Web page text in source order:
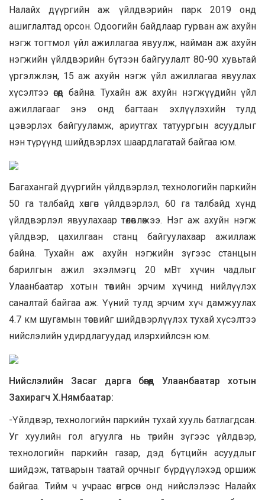
Налайх дүүргийн аж үйлдвэрийн парк 2019 онд
ашиглалтад орсон. Одоогийн байдлаар гурван аж ахуйн
нэгж тогтмол үйл ажиллагаа явуулж, найман аж ахуйн
нэгжийн үйлдвэрийн бүтээн байгуулалт 80-90 хувьтай
үргэлжлэн, 15 аж ахуйн нэгж үйл ажиллагаа явуулах
хүсэлтээ өгөөд байна. Тухайн аж ахуйн нэгжүүдийн үйл
ажиллагааг энэ онд багтаан эхлүүлэхийн тулд
цэвэрлэх байгууламж, ариутгах татуургын асуудлыг
нэн түрүүнд шийдвэрлэх шаардлагатай байгаа юм.
Багахангай дүүргийн үйлдвэрлэл, технологийн паркийн
50 га талбайд хөнгөн үйлдвэрлэл, 60 га талбайд хүнд
үйлдвэрлэл явуулахаар төлөвлөжээ. Нэг аж ахуйн нэгж
үйлдвэр, цахилгаан станц байгуулахаар ажиллаж
байна. Тухайн аж ахуйн нэгжийн зүгээс станцын
барилгын ажил эхэлмэгц 20 мВт хүчин чадлыг
Улаанбаатар хотын төвийн эрчим хүчинд нийлүүлэх
саналтай байгаа аж. Үүний тулд эрчим хүч дамжуулах
4.7 км шугамын төсвийг шийдвэрлүүлэх тухай хүсэлтээ
нийслэлийн удирдлагуудад илэрхийлсэн юм.
Нийслэлийн Засаг дарга бөгөөд Улаанбаатар хотын
Захирагч Х.Нямбаатар:
-Үйлдвэр, технологийн паркийн тухай хууль батлагдсан.
Уг хуулийн гол агуулга нь төрийн зүгээс үйлдвэр,
технологийн паркийн газар, дэд бүтцийн асуудлыг
шийдэж, татварын таатай орчныг бүрдүүлэхэд оршиж
байгаа. Тийм ч учраас өнгөрсөн онд нийслэлээс Налайх